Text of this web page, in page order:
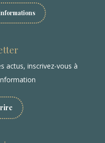
actus, inscrivez-vous à